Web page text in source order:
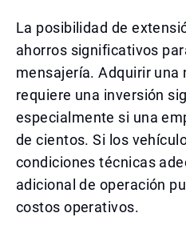
La posibilidad de
ahorros significativos
mensajería. Adquirir una
requiere una inversión
especialmente si una
de cientos. Si los
condiciones técnicas
adicional de operación
costos operativos.